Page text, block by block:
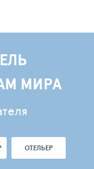
МИРА
ОТЕЛЬЕР